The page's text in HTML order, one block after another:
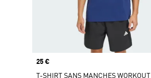
Prix
25 €
T-SHIRT SANS MANCHES WORKOUT